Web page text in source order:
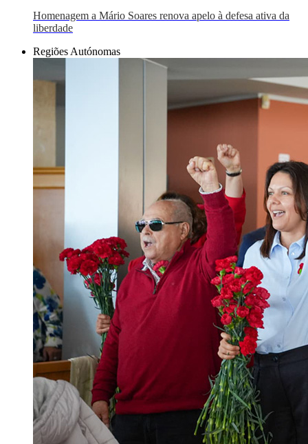
Homenagem a Mário Soares renova apelo à defesa ativa da
liberdade
Regiões Autónomas